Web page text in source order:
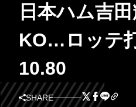
日本ハム吉
KO…ロッテ
10.80
SHARE